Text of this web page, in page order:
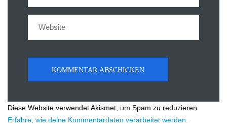
Diese Website verwendet Akismet, um Spam zu reduzieren.
Erfahre, wie deine Kommentardaten verarbeitet werden.